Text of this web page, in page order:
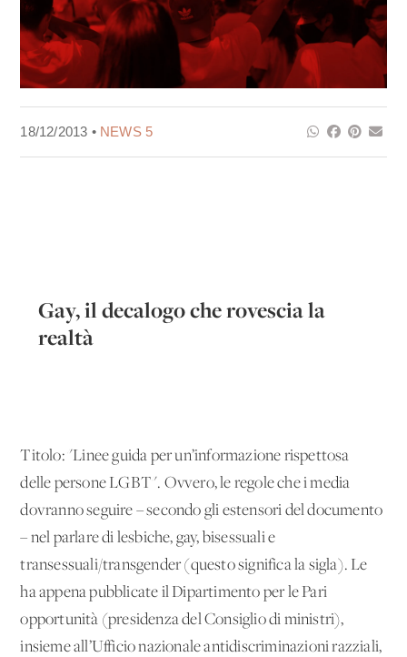
18/12/2013 • NEWS 5
Gay, il decalogo che rovescia la
realtà
Titolo: "Linee guida per un’informazione rispettosa
delle persone LGBT". Ovvero, le regole che i media
dovranno seguire – secondo gli estensori del documento
– nel parlare di lesbiche, gay, bisessuali e
transessuali/transgender (questo significa la sigla). Le
ha appena pubblicate il Dipartimento per le Pari
opportunità (presidenza del Consiglio di ministri),
insieme all’Ufficio nazionale antidiscriminazioni razziali,